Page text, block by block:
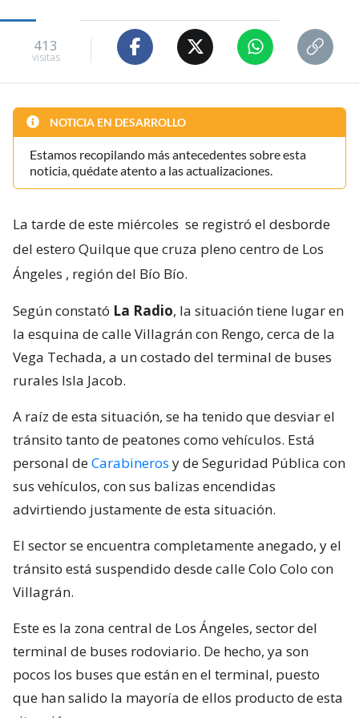
413
visitas
NOTICIA EN DESARROLLO
Estamos recopilando más antecedentes sobre esta
noticia, quédate atento a las actualizaciones.
La tarde de este miércoles se registró el desborde
del estero Quilque que cruza pleno centro de Los
Ángeles , región del Bío Bío.
Según constató La Radio, la situación tiene lugar en
la esquina de calle Villagrán con Rengo, cerca de la
Vega Techada, a un costado del terminal de buses
rurales Isla Jacob.
A raíz de esta situación, se ha tenido que desviar el
tránsito tanto de peatones como vehículos. Está
personal deCarabineros y de Seguridad Pública con
sus vehículos, con sus balizas encendidas
advirtiendo justamente de esta situación.
El sector se encuentra completamente anegado, y el
tránsito está suspendido desde calle Colo Colo con
Villagrán.
Este es la zona central de Los Ángeles, sector del
terminal de buses rodoviario. De hecho, ya son
pocos los buses que están en el terminal, puesto
que han salido la mayoría de ellos producto de esta